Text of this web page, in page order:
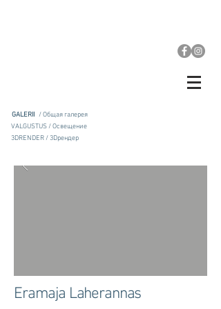
VALGUSTUS / Освещение
3DRENDER / 3Dрендер
GALERII / Общая галерея
Eramaja Laherannas